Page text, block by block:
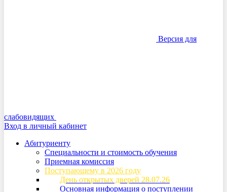
Версия для
слабовидящих
Вход в личный кабинет
Абитуриенту
Специальности и стоимость обучения
Приемная комиссия
Поступающему в 2026 году
День открытых дверей 28.07.26
Основная информация о поступлении